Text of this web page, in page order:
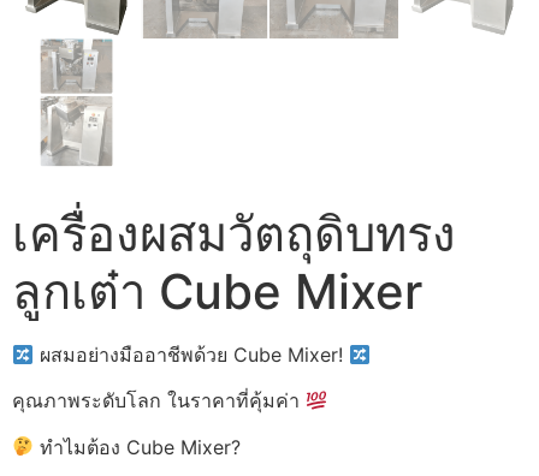
เครื่องผสมวัตถุดิบทรง
ลูกเต๋า Cube Mixer
ผสมอย่างมืออาชีพด้วย Cube Mixer!
คุณภาพระดับโลก ในราคาที่คุ้มค่า
ทำไมต้อง Cube Mixer?